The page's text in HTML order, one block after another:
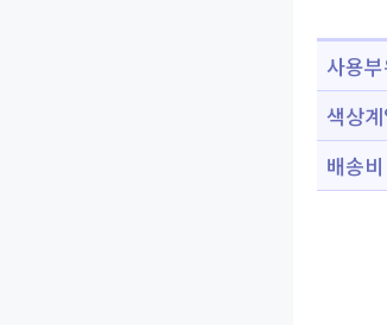
사용
색상계
배송비